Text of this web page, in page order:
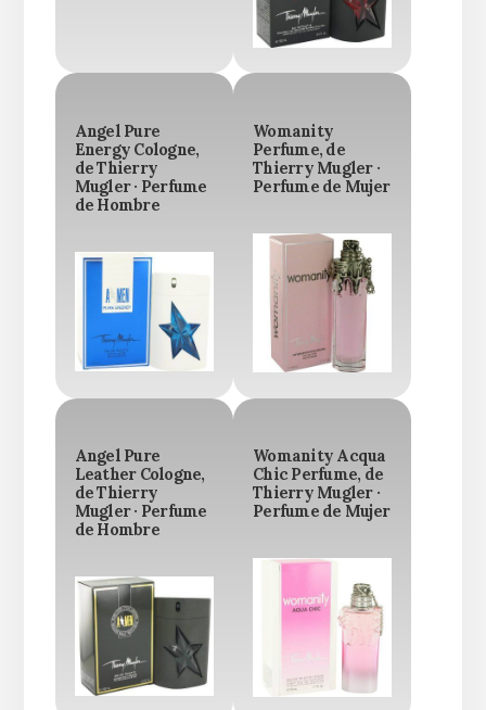
Angel Pure
Energy Cologne,
de Thierry
Mugler · Perfume
de Hombre
Womanity
Perfume, de
Thierry Mugler ·
Perfume de Mujer
Angel Pure
Leather Cologne,
de Thierry
Mugler · Perfume
de Hombre
Womanity Acqua
Chic Perfume, de
Thierry Mugler ·
Perfume de Mujer